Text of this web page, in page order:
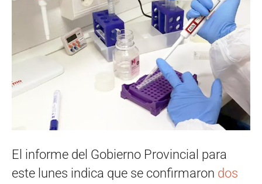
El informe del Gobierno Provincial para
este lunes indica que se confirmaron dos